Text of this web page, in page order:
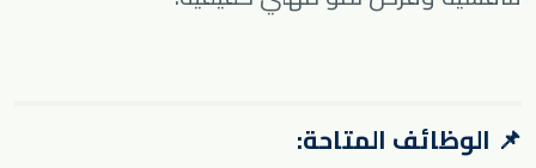
📌 الوظائف المتاحة: